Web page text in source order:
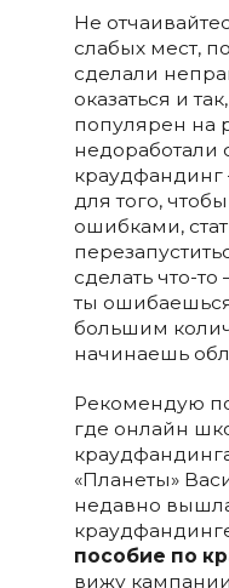
Не
слабых мест,
сделали
оказаться и
популярен на
недоработали
краудфандинг
для того,
ошибками,
сделать что-то
ты
большим
начинаешь
Рекомендую
где онлайн
«Планеты»
недавно
пособие по
вижу